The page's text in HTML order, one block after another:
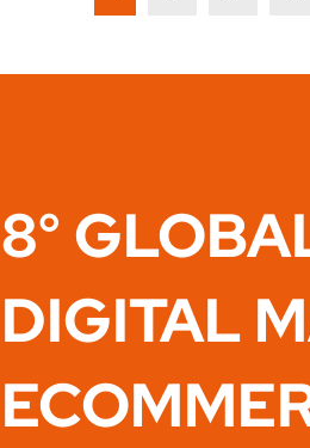
8°
DIGITAL